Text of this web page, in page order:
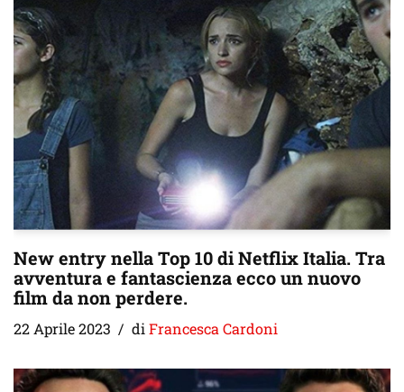
New entry nella Top 10 di Netflix Italia. Tra
avventura e fantascienza ecco un nuovo
film da non perdere.
22 Aprile 2023 di Francesca Cardoni